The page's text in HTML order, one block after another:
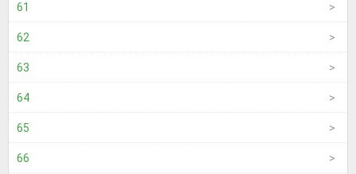
61
62
63
64
65
66